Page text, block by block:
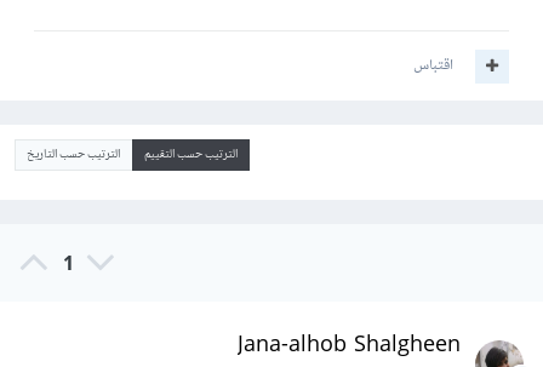
اقتباس
الترتيب حسب التقييم الترتيب حسب التاريخ
1
Jana-alhob Shalgheen